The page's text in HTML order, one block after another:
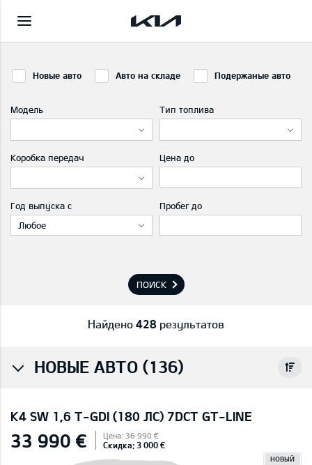
Новые авто Авто на складе Подержаные авто
Модель Тип топлива
Коробка передач Цена до
Год выпуска с
Любое
Пробег до
ПОИСК
Найдено 428 результатов
НОВЫЕ АВТО (136)
K4 SW 1,6 T-GDI (180 ЛС) 7DCT GT-LINE
33 990 € Цена: 36 990 €
Скидка: 3 000 €
НОВЫЙ